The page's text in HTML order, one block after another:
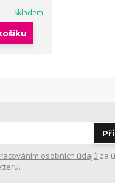
Skladem
osobních údajů za